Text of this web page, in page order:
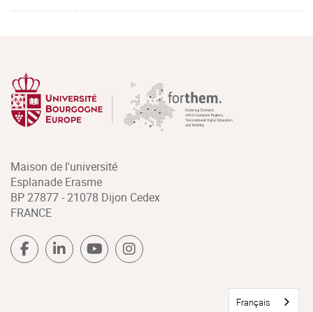
Maison de l'université
Esplanade Erasme
BP 27877 - 21078 Dijon Cedex
FRANCE
Français